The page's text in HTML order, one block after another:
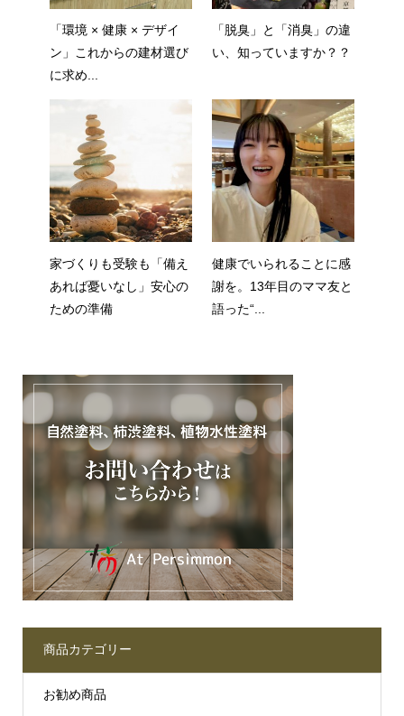
「環境 × 健康 × デザイ
ン」これからの建材選び
に求め...
「脱臭」と「消臭」の違
い、知っていますか？？
家づくりも受験も「備え
あれば憂いなし」安心の
ための準備
健康でいられることに感
謝を。13年目のママ友と
語った“...
商品カテゴリー
お勧め商品